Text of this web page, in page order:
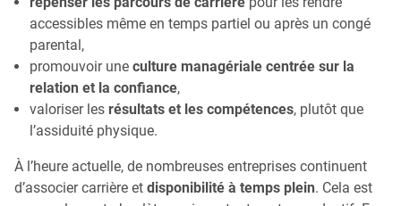
accessibles même en temps partiel ou après un congé
parental,
promouvoir une culture managériale centrée sur la
relation et la confiance,
valoriser les résultats et les compétences, plutôt que
l’assiduité physique.
À l’heure actuelle, de nombreuses entreprises continuent
d’associer carrière et disponibilité à temps plein. Cela est